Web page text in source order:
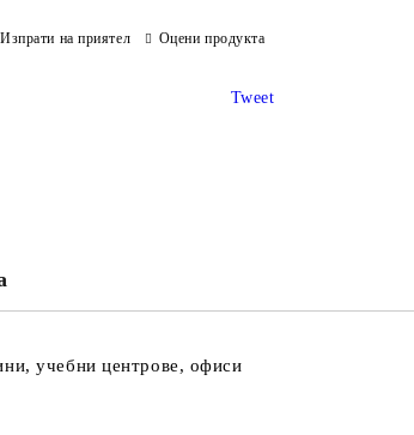
Изпрати на приятел Оцени продукта
Tweet
учебни центрове, офиси